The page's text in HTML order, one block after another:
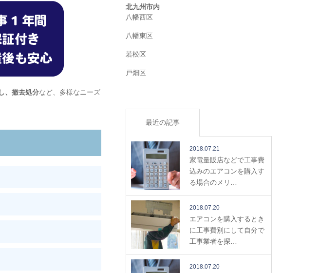
、撤去処分など、多様なニーズ
北九州市内
八幡西区
八幡東区
若松区
戸畑区
最近の記事
2018.07.21
家電量販店などで工事費
込みのエアコンを購入す
る場合のメリ…
2018.07.20
エアコンを購入するとき
に工事費別にして自分で
工事業者を探…
2018.07.20